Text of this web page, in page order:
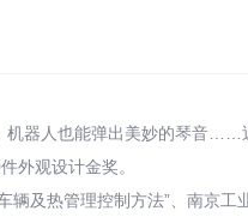
器人也能弹出美妙的琴音
外观设计金奖。
及热管理控制方法”、南京